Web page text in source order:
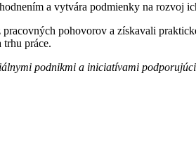
a vytvára podmienky na rozvoj
pohovorov a získavali
práce.
podnikmi a iniciatívami